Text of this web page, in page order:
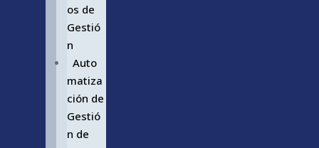
os de
Gestió
n
Auto
matiza
ción de
Gestió
n de